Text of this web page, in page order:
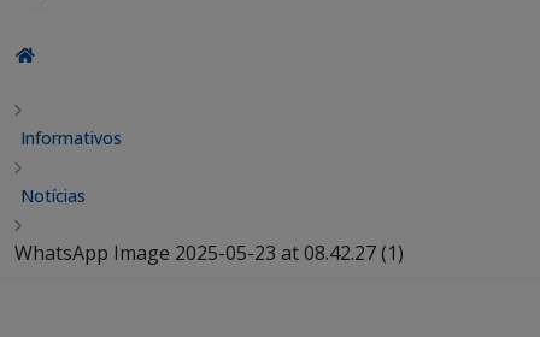
Informativos
Notícias
WhatsApp Image 2025-05-23 at 08.42.27 (1)